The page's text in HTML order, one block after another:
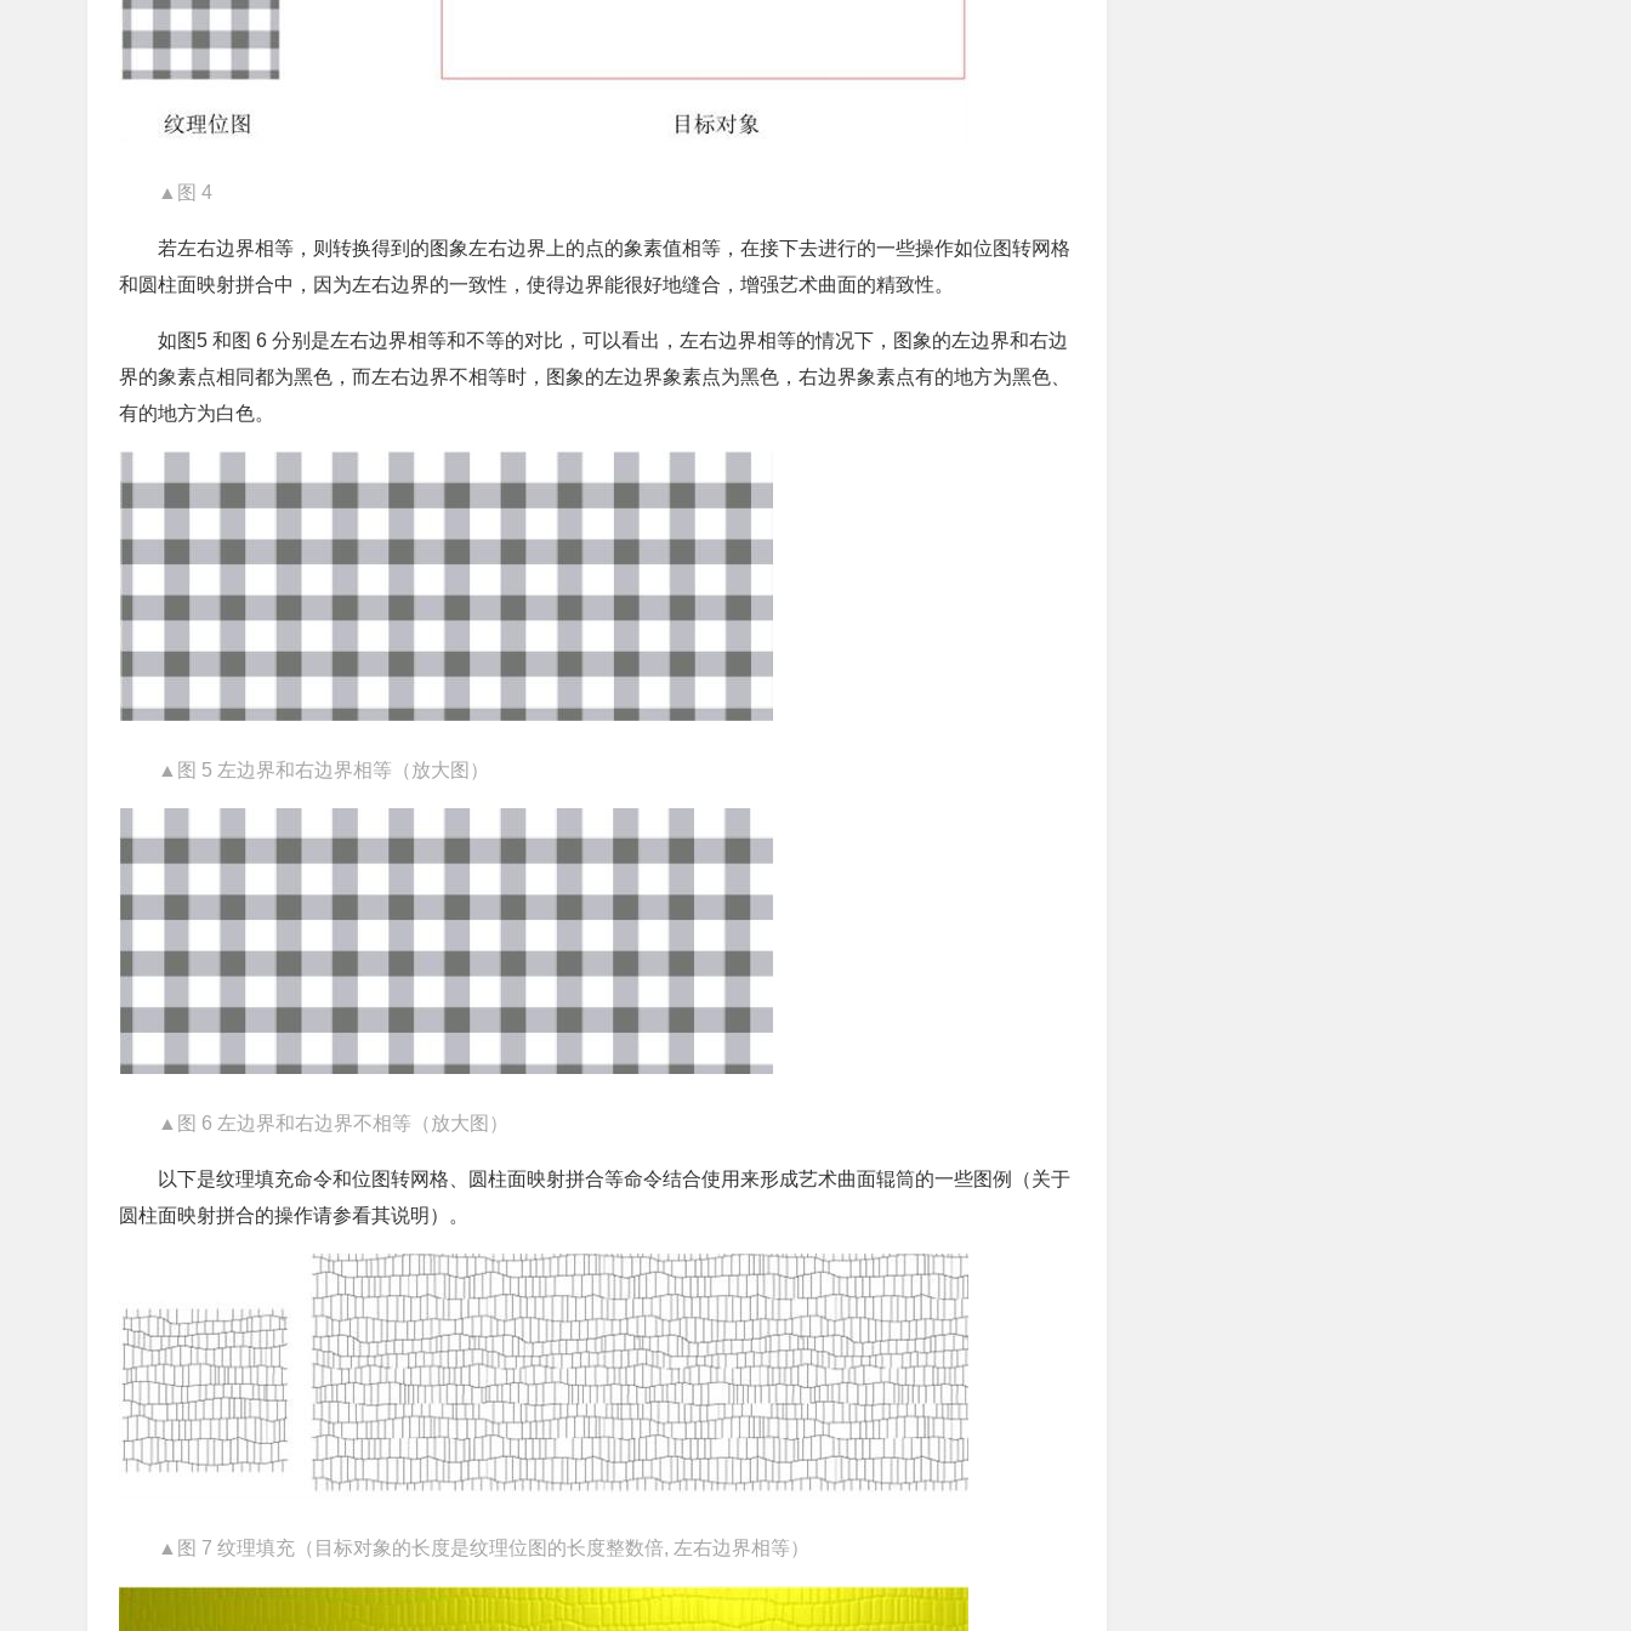
▲图 4
若左右边界相等，则转换得到的图象左右边界上的点的象素值相等，在接下去进行的一些操作如位图转网格
和圆柱面映射拼合中，因为左右边界的一致性，使得边界能很好地缝合，增强艺术曲面的精致性。
如图5 和图 6 分别是左右边界相等和不等的对比，可以看出，左右边界相等的情况下，图象的左边界和右边
界的象素点相同都为黑色，而左右边界不相等时，图象的左边界象素点为黑色，右边界象素点有的地方为黑色、
有的地方为白色。
▲图 5 左边界和右边界相等（放大图）
▲图 6 左边界和右边界不相等（放大图）
以下是纹理填充命令和位图转网格、圆柱面映射拼合等命令结合使用来形成艺术曲面辊筒的一些图例（关于
圆柱面映射拼合的操作请参看其说明）。
▲图 7 纹理填充（目标对象的长度是纹理位图的长度整数倍, 左右边界相等）